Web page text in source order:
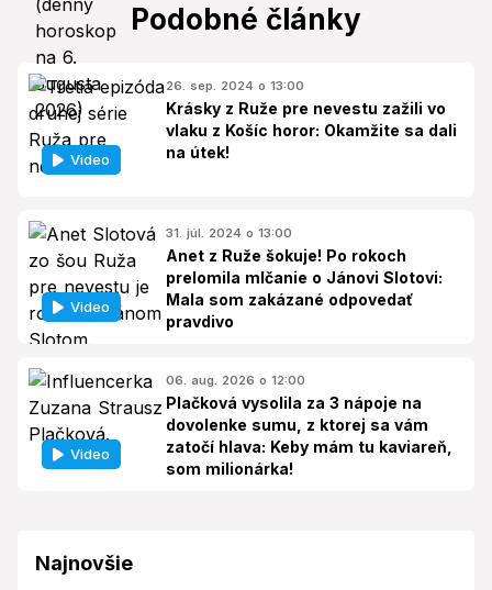
Podobné články
Video
26. sep. 2024 o 13:00
Krásky z Ruže pre nevestu zažili vo
vlaku z Košíc horor: Okamžite sa dali
na útek!
Video
31. júl. 2024 o 13:00
Anet z Ruže šokuje! Po rokoch
prelomila mlčanie o Jánovi Slotovi:
Mala som zakázané odpovedať
pravdivo
Video
06. aug. 2026 o 12:00
Plačková vysolila za 3 nápoje na
dovolenke sumu, z ktorej sa vám
zatočí hlava: Keby mám tu kaviareň,
som milionárka!
Najnovšie